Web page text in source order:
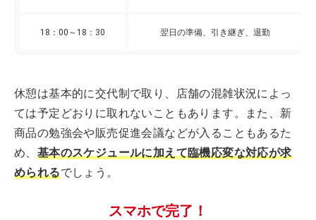
18：00～18：30 翌日の準備、引き継ぎ、退勤
休憩は基本的に交代制で取り、店舗の混雑状況によっ
ては予定どおりに取れないこともあります。また、新
商品の勉強会や販売促進会議などが入ることもあるた
め、 基本のスケジュールに加えて臨機応変な対応が求
められるでしょう。
スマホで完了！